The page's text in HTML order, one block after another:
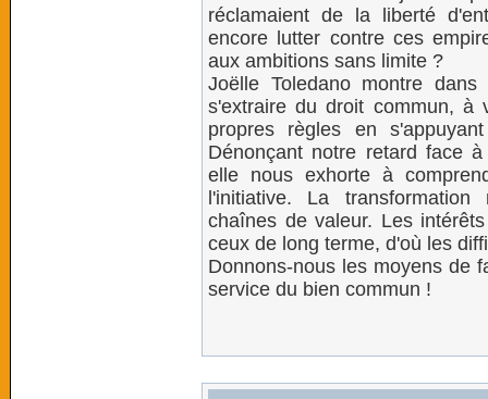
réclamaient de la liberté
encore lutter contre ces
aux ambitions sans limite ?
Joëlle Toledano montre
s'extraire du droit commun, à
propres règles en
Dénonçant notre retard face
elle nous exhorte à
l'initiative. La
chaînes de valeur. Les
ceux de long terme, d'où les
Donnons-nous les moyens de
service du bien commun !